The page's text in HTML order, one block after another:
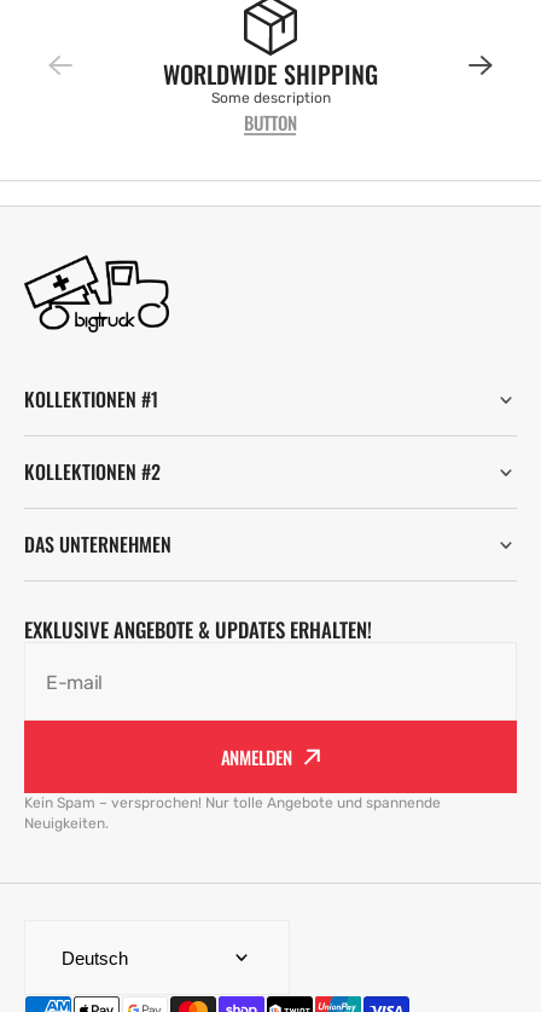
WORLDWIDE SHIPPING
Some description
BUTTON
KOLLEKTIONEN #1
KOLLEKTIONEN #2
DAS UNTERNEHMEN
EXKLUSIVE ANGEBOTE & UPDATES ERHALTEN!
E-mail
ANMELDEN
Kein Spam – versprochen! Nur tolle Angebote und spannende
Neuigkeiten.
Deutsch